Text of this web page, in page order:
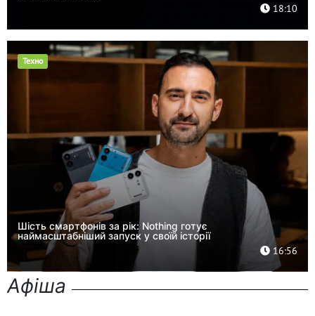
18:10
Техно
Шість смартфонів за рік: Nothing готує
наймасштабніший запуск у своїй історії
16:56
Афіша